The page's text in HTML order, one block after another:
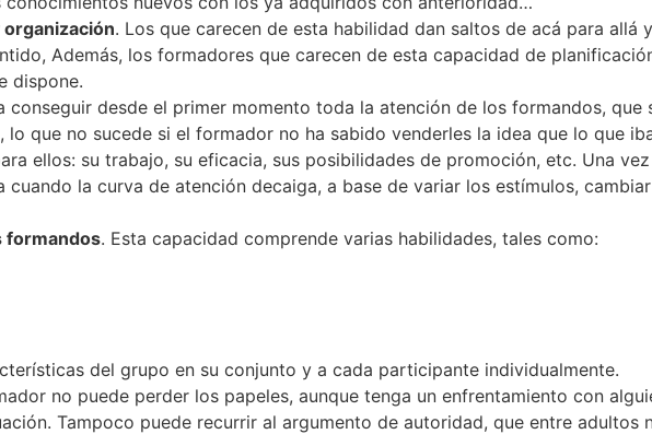
. Los que carecen de esta habilidad dan saltos de acá para allá
Además, los formadores que carecen de esta capacidad de
dispone.
conseguir desde el primer momento toda la atención de los formandos, que
que no sucede si el formador no ha sabido venderles la idea que lo que
ellos: su trabajo, su eficacia, sus posibilidades de promoción, etc. Una
cuando la curva de atención decaiga, a base de variar los estímulos,
formandos. Esta capacidad comprende varias habilidades, tales como:
del grupo en su conjunto y a cada participante individualmente.
no puede perder los papeles, aunque tenga un enfrentamiento con
Tampoco puede recurrir al argumento de autoridad, que entre adultos